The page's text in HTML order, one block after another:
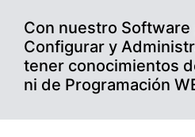
Con nuestro Software
Configurar y
tener conocimientos
ni de Programación